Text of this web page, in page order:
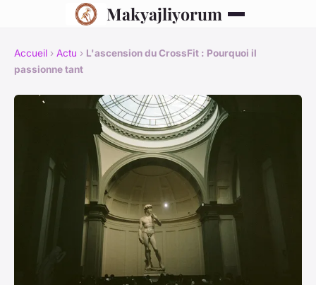
Makyajliyorum
Accueil › Actu › L'ascension du CrossFit : Pourquoi il
passionne tant